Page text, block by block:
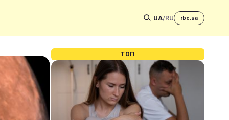
UA/RU rbc.ua
ТОП